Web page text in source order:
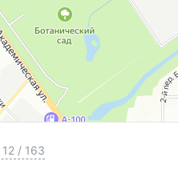
эту.
вас время.
12 / 163